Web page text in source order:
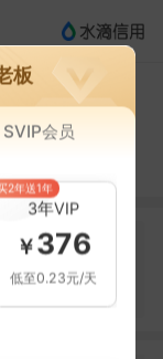
提示信息
当前企业(0条)
板
SVIP会员
3年VIP
￥376
低至0.23元/天
2年送1年